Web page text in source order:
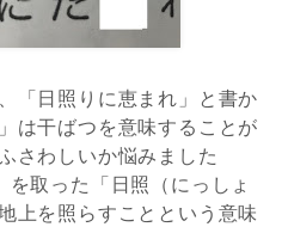
「日照りに恵まれ」と書か
は干ばつを意味することが
さわしいか悩みました
取った「日照（にっしょ
上を照らすことという意味